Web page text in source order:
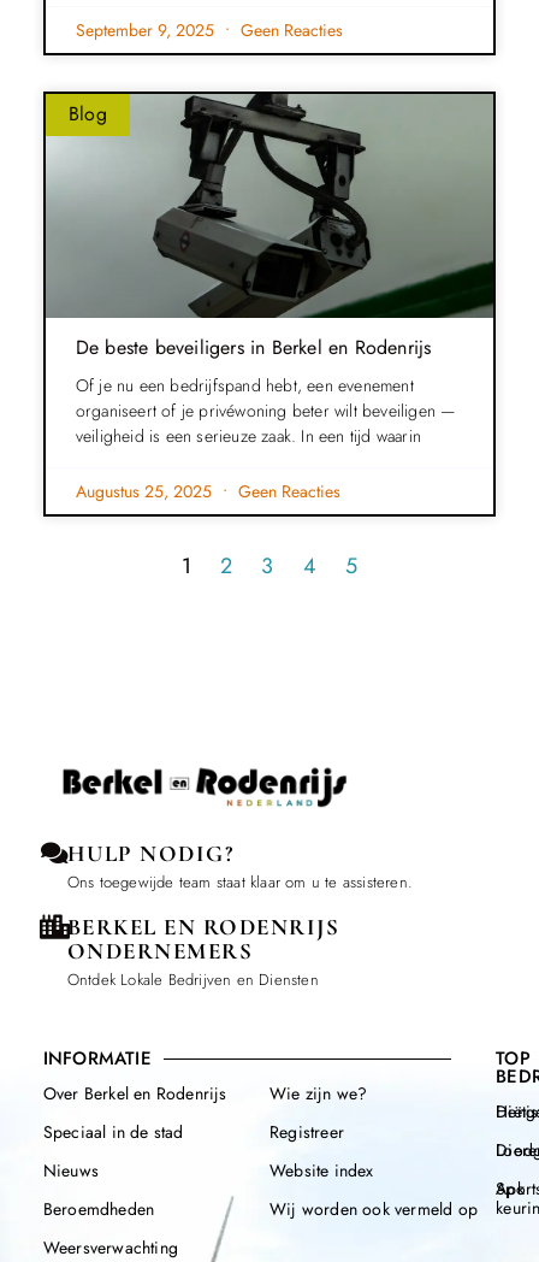
September 9, 2025 Geen Reacties
Blog
De beste beveiligers in Berkel en Rodenrijs
Of je nu een bedrijfspand hebt, een evenement
organiseert of je privéwoning beter wilt beveiligen —
veiligheid is een serieuze zaak. In een tijd waarin
Augustus 25, 2025 Geen Reacties
1 2 3 4 5
HULP NODIG?
Ons toegewijde team staat klaar om u te assisteren.
BERKEL EN RODENRIJS
ONDERNEMERS
Ontdek Lokale Bedrijven en Diensten
INFORMATIE
Over Berkel en Rodenrijs
Speciaal in de stad
Nieuws
Beroemdheden
Weersverwachting
Wie zijn we?
Registreer
Website index
Wij worden ook vermeld op
TOP
Apk